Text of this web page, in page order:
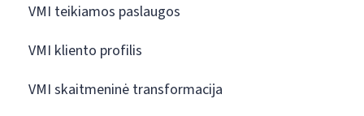
VMI teikiamos paslaugos
VMI kliento profilis
VMI skaitmeninė transformacija